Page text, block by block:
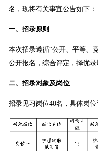
名，现将有关事宜公告如下：
一、招录原则
本次招录遵循“公开、平等、
公开报名，综合评定，择优录
二、招录对象及岗位
招录见习岗位40名，具体岗位